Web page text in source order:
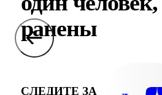
ранены
СЛЕДИТЕ ЗА